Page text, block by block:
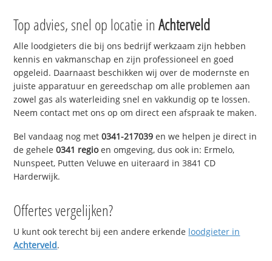
Top advies, snel op locatie inAchterveld
Alle loodgieters die bij ons bedrijf werkzaam zijn hebben
kennis en vakmanschap en zijn professioneel en goed
opgeleid. Daarnaast beschikken wij over de modernste en
juiste apparatuur en gereedschap om alle problemen aan
zowel gas als waterleiding snel en vakkundig op te lossen.
Neem contact met ons op om direct een afspraak te maken.
Bel vandaag nog met0341-217039 en we helpen je direct in
de gehele0341 regioen omgeving, dus ook in: Ermelo,
Nunspeet, Putten Veluwe en uiteraard in 3841 CD
Harderwijk.
Offertes vergelijken?
U kunt ook terecht bij een andere erkende loodgieter in
Achterveld.